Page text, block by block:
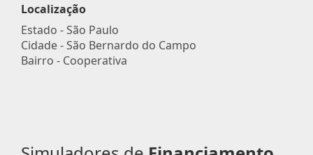
Localização
Estado -São Paulo
Cidade -São Bernardo do Campo
Bairro - Cooperativa